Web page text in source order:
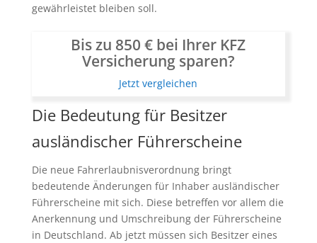
gewährleistet bleiben soll.
Bis zu 850 € bei Ihrer KFZ
Versicherung sparen?
Jetzt vergleichen
Die Bedeutung für Besitzer
ausländischer Führerscheine
Die neue Fahrerlaubnisverordnung bringt
bedeutende Änderungen für Inhaber ausländischer
Führerscheine mit sich. Diese betreffen vor allem die
Anerkennung und Umschreibung der Führerscheine
in Deutschland. Ab jetzt müssen sich Besitzer eines